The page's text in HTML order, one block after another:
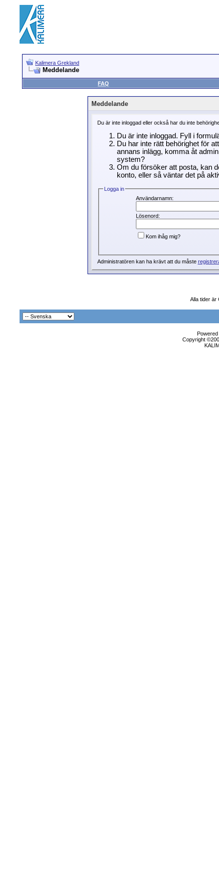
Kalimera Grekland
Meddelande
FAQ
Meddelande
Du är inte inloggad eller också har du inte
Du är inte inloggad. Fyll i
Du har inte rätt behörighet för
annans inlägg, komma åt
system?
Om du försöker att posta, kan
konto, eller så väntar det på
Logga in
Användarnamn:
Lösenord:
Kom ihåg mig?
Administratören kan ha krävt att du måste
Alla tider är
Copyright